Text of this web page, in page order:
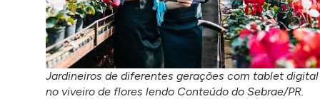
Jardineiros de diferentes gerações com tablet digital
no viveiro de flores lendo Conteúdo do Sebrae/PR.